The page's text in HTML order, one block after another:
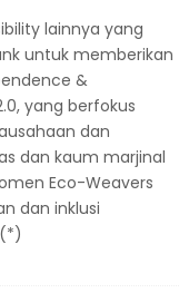
lainnya yang
untuk memberikan
&
yang berfokus
dan
dan kaum marjinal
Eco-Weavers
dan inklusi